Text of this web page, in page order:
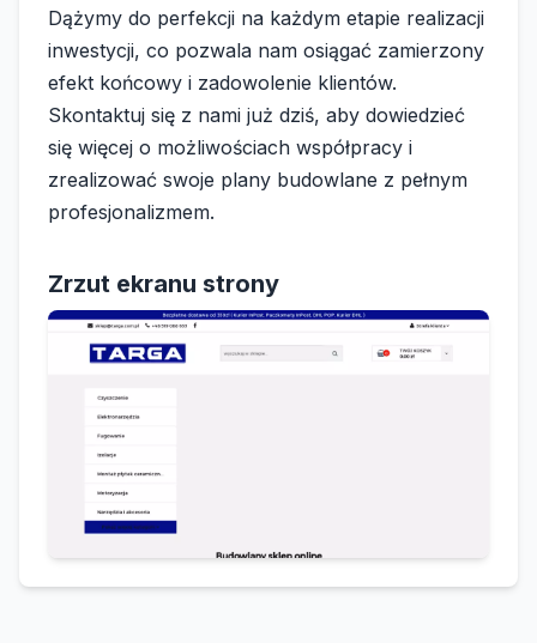
Dążymy do perfekcji na każdym etapie realizacji
inwestycji, co pozwala nam osiągać zamierzony
efekt końcowy i zadowolenie klientów.
Skontaktuj się z nami już dziś, aby dowiedzieć
się więcej o możliwościach współpracy i
zrealizować swoje plany budowlane z pełnym
profesjonalizmem.
Zrzut ekranu strony